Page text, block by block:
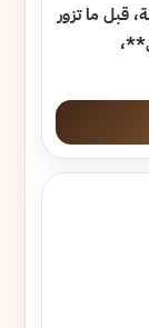
قبل ما تزور